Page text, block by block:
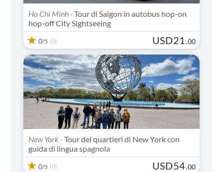
Ho Chi Minh -Tour di Saigon in autobus hop-on
hop-off City Sightseeing
0/5 (0) USD21 .00
New York -Tour dei quartieri di New York con
guida di lingua spagnola
0/5 (0) USD54.00